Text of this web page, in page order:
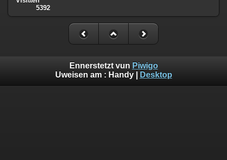
5392
Ennerstetzt vun Piwigo
Uweisen am : Handy| Desktop